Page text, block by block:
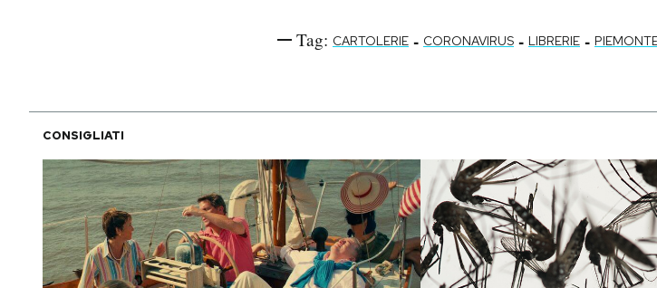
Tag: CARTOLERIE - CORONAVIRUS - LIBRERIE -
CONSIGLIATI